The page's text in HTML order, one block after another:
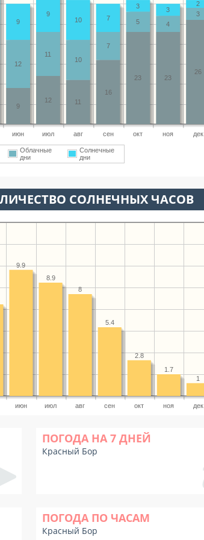
июн июл авг сен окт ноя дек
26
23
23
16
11
12
9
3
4
5
7
10
11
12
2
3
3
7
10
9
9
Облачные
дни
Солнечные
дни
СОЛНЕЧНЫХ ЧАСОВ
июн июл авг сен окт ноя дек
1
1.7
2.8
5.4
8
8.9
9.9
ПОГОДА НА 7 ДНЕЙ
Красный Бор
ПОГОДА ПО ЧАСАМ
Красный Бор